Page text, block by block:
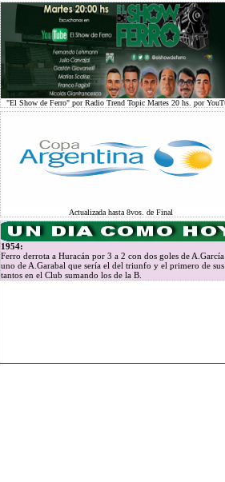
"El Show de Ferro" por Radio Trend Topic Martes 20 hs. por
Actualizada hasta 8vos. de Final
1954:
Ferro derrota a Huracán por 3 a 2 con dos goles de
uno de A.Garabal que sería el del triunfo y el primero de
tantos en el Club sumando los de la B.